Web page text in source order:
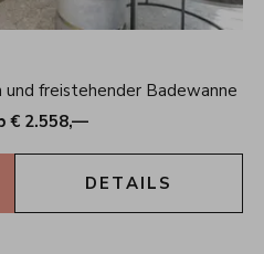
und freistehender Badewanne
€ 2.558,—
DETAILS